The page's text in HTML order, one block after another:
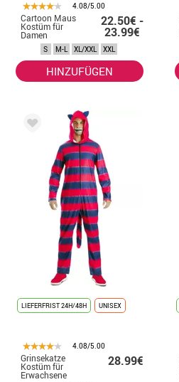
4.08/5.00
Cartoon Maus
Kostüm für
Damen
22.50€ -
23.99€
S M-L XL/XXL XXL
HINZUFÜGEN
LIEFERFRIST 24H/48H UNISEX
4.08/5.00
Grinsekatze
Kostüm für
Erwachsene
28.99€